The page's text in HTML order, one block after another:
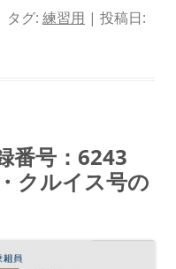
| タグ: 練習用 | 投稿日:
番号：6243
クルイス号の